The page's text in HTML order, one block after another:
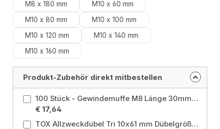
M8 x 180 mm
M10 x 60 mm
M10 x 80 mm
M10 x 100 mm
M10 x 120 mm
M10 x 140 mm
M10 x 160 mm
Produkt-Zubehör direkt mitbestellen
100 Stück - Gewindemuffe M8 Länge 30mm verzinkt Größe: M8
€ 17,64
TOX Allzweckdübel Tri 10x61 mm Dübelgröße: 10x61 mm / Typ: Box